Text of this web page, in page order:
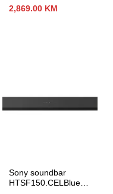
Izvorna
cijena
2,869.00 KM
Sony soundbar
HTSF150.CELBluetooth,